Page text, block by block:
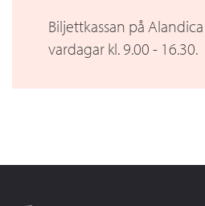
Biljettkassan på
vardagar kl. 9.00 - 16.30.